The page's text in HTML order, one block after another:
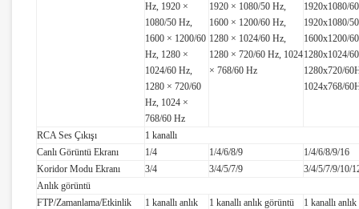
Hz, 1920 ×
1080/50 Hz,
1600 × 1200/60
Hz, 1280 ×
1024/60 Hz,
1280 × 720/60
Hz, 1024 ×
768/60 Hz
1920 × 1080/50 Hz,
1600 × 1200/60 Hz,
1280 × 1024/60 Hz,
1280 × 720/60 Hz, 1024
× 768/60 Hz
1920x1080/
1920x1080/
1600x1200/
1280x1024/
1280x720/
1024x768/
RCA Ses Çıkışı
1 kanallı
Canlı Görüntü Ekranı
1/4 1/4/6/8/9
1/4/6/8/9/16
Koridor Modu Ekranı
3/4 3/4/5/7/9
3/4/5/7/9/10/
Anlık görüntü
FTP/Zamanlama/Etkinlik
1 kanallı anlık
1 kanallı anlık görüntü
1 kanallı